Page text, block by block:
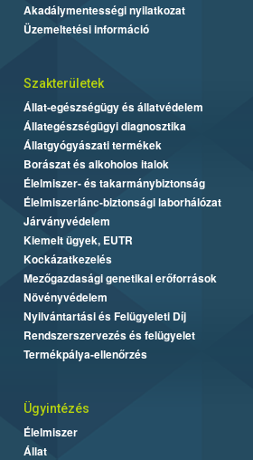
Akadálymentességi nyilatkozat
Üzemeltetési információ
Szakterületek
Állat-egészségügy és állatvédelem
Állategészségügyi diagnosztika
Állatgyógyászati termékek
Borászat és alkoholos italok
Élelmiszer- és takarmánybiztonság
Élelmiszerlánc-biztonsági laborhálózat
Járványvédelem
Kiemelt ügyek, EUTR
Kockázatkezelés
Mezőgazdasági genetikai erőforrások
Növényvédelem
Nyilvántartási és Felügyeleti Díj
Rendszerszervezés és felügyelet
Termékpálya-ellenőrzés
Ügyintézés
Élelmiszer
Állat